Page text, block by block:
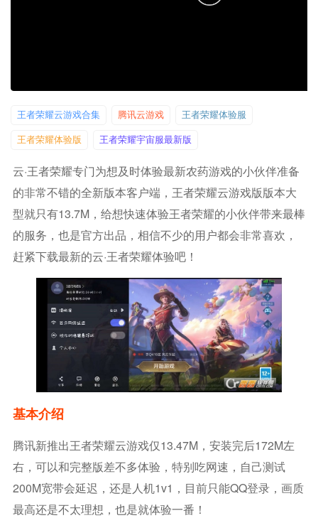
王者荣耀云游戏合集 腾讯云游戏 王者荣耀体验服
王者荣耀体验版 王者荣耀宇宙服最新版
云·王者荣耀专门为想及时体验最新农药游戏的小伙伴准备
的非常不错的全新版本客户端，王者荣耀云游戏版版本大
型就只有13.7M，给想快速体验王者荣耀的小伙伴带来最棒
的服务，也是官方出品，相信不少的用户都会非常喜欢，
赶紧下载最新的云·王者荣耀体验吧！
基本介绍
腾讯新推出王者荣耀云游戏仅13.47M，安装完后172M左
右，可以和完整版差不多体验，特别吃网速，自己测试
200M宽带会延迟，还是人机1v1，目前只能QQ登录，画质
最高还是不太理想，也是就体验一番！